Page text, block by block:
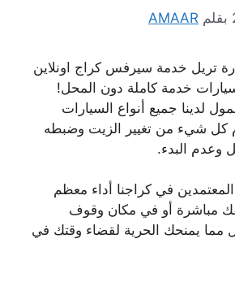
بقلم AMAAR
تريل خدمة سيرفس كراج اونلاين
خدمة كاملة دون المحل!
لدينا جميع أنواع السيارات
كل شيء من تغيير الزيت وضبطه
وعدم البدء.
المعتمدين في كراجنا أداء معظم
مباشرة أو في مكان وقوف
مما يمنحك الحرية لقضاء وقتك في